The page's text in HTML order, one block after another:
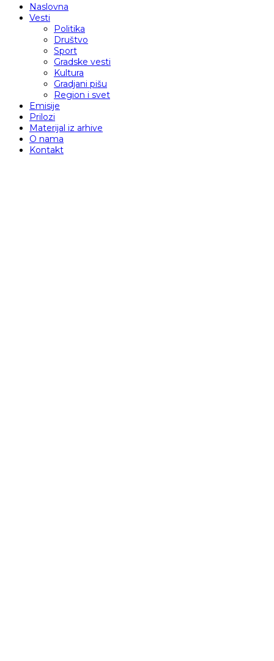
Naslovna
Vesti
Politika
Društvo
Sport
Gradske vesti
Kultura
Gradjani pišu
Region i svet
Emisije
Prilozi
Materijal iz arhive
O nama
Kontakt